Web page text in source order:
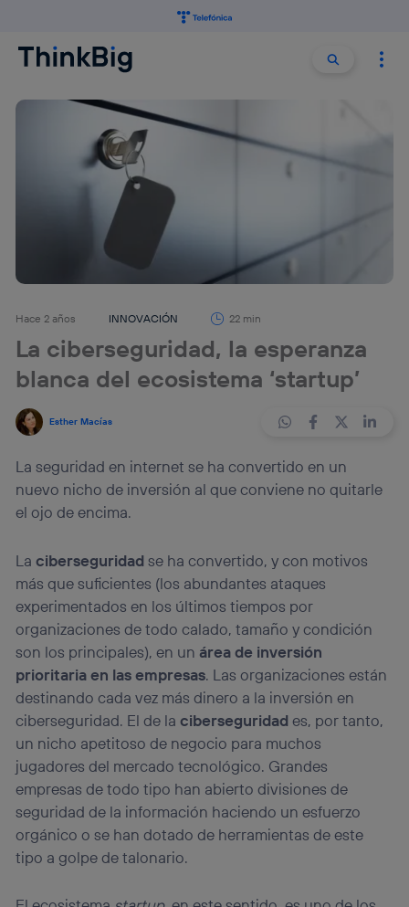
Buscar
Hace 2 años INNOVACIÓN 22 min
La ciberseguridad, la esperanza
blanca del ecosistema ‘startup’
Esther Macías
La seguridad en internet se ha convertido en un
nuevo nicho de inversión al que conviene no quitarle
el ojo de encima.
Laciberseguridadse ha convertido, y con motivos
más que suficientes (los abundantes ataques
experimentados en los últimos tiempos por
organizaciones de todo calado, tamaño y condición
son los principales), en un área de inversión
prioritaria en las empresas. Las organizaciones están
destinando cada vez más dinero a la inversión en
ciberseguridad. El de laciberseguridades, por tanto,
un nicho apetitoso de negocio para muchos
jugadores del mercado tecnológico. Grandes
empresas de todo tipo han abierto divisiones de
seguridad de la información haciendo un esfuerzo
orgánico o se han dotado de herramientas de este
tipo a golpe de talonario.